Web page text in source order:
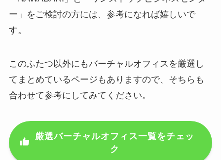
ー」をご検討の方には、参考になれば嬉しいで
す。
このふたつ以外にもバーチャルオフィスを厳選し
てまとめているページもありますので、そちらも
合わせて参考にしてみてください。
厳選バーチャルオフィス一覧をチェッ
ク